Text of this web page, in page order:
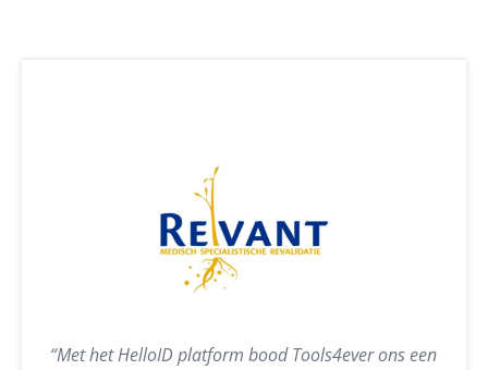
“Met het HelloID platform bood Tools4ever ons een